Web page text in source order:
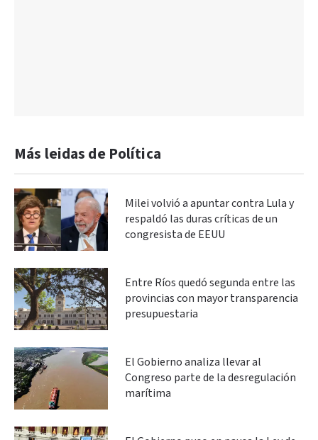
Más leidas de Política
Milei volvió a apuntar contra Lula y
respaldó las duras críticas de un
congresista de EEUU
Entre Ríos quedó segunda entre las
provincias con mayor transparencia
presupuestaria
El Gobierno analiza llevar al
Congreso parte de la desregulación
marítima